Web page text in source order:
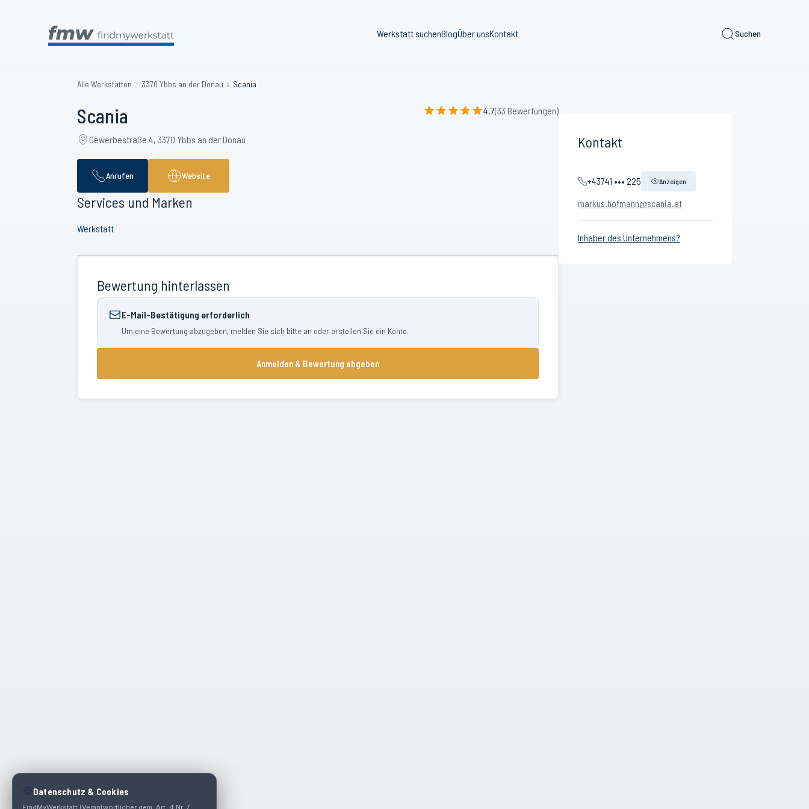
Werkstatt suchenBlogÜber unsKontakt Suchen
Alle Werkstätten 3370 Ybbs an der Donau Scania
Scania 4.7(33 Bewertungen)
Gewerbestraße 4, 3370 Ybbs an der Donau
Anrufen Website
Services und Marken
Werkstatt
Bewertung hinterlassen
E-Mail-Bestätigung erforderlich
Um eine Bewertung abzugeben, melden Sie sich bitte an oder erstellen Sie ein Konto.
Anmelden & Bewertung abgeben
Kontakt
+43741 ••• 225 Anzeigen
markus.hofmann@scania.at
Inhaber des Unternehmens?
🍪 Datenschutz & Cookies
FindMyWerkstatt (Verantwortlicher gem. Art. 4 Nr. 7